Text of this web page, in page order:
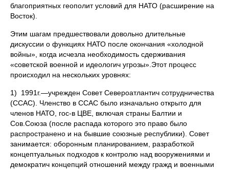
благоприятных геополит условий для НАТО (расширение на
Восток).
Этим шагам предшествовали довольно длительные
дискуссии о функциях НАТО после окончания «холодной
войны», когда исчезла необходимость сдерживания
«советской военной и идеологич угрозы».Этот процесс
происходил на нескольких уровнях:
1) 1991г.—учрежден Совет Североатлантич сотрудничества
(ССАС). Членство в ССАС было изначально открыто для
членов НАТО, гос-в ЦВЕ, включая страны Балтии и
Сов.Союза (после распада которого это право было
распространено и на бывшие союзные республики). Совет
занимается: оборонным планированием, разработкой
концептуальных подходов к контролю над вооружениями и
демократич концепций отношений между гражд и военными